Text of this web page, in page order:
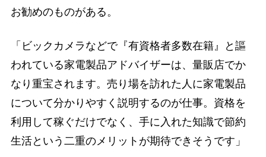
お勧めのものがある。
「ビックカメラなどで『有資格者多数在籍』と謳
われている家電製品アドバイザーは、量販店でか
なり重宝されます。売り場を訪れた人に家電製品
について分かりやすく説明するのが仕事。資格を
利用して稼ぐだけでなく、手に入れた知識で節約
生活という二重のメリットが期待できそうです」